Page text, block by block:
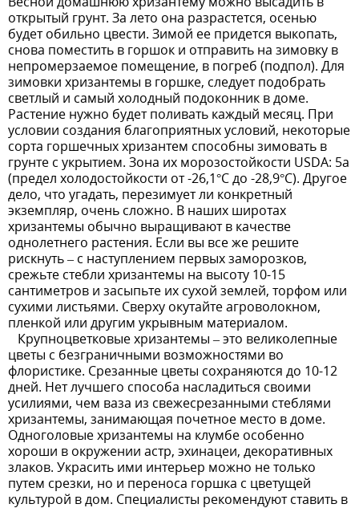
открытый грунт. За лето она разрастется, осенью
будет обильно цвести. Зимой ее придется выкопать,
снова поместить в горшок и отправить на зимовку в
непромерзаемое помещение, в погреб (подпол). Для
зимовки хризантемы в горшке, следует подобрать
светлый и самый холодный подоконник в доме.
Растение нужно будет поливать каждый месяц. При
условии создания благоприятных условий, некоторые
сорта горшечных хризантем способны зимовать в
грунте с укрытием. Зона их морозостойкости USDA: 5a
(предел холодостойкости от -26,1°С до -28,9°С). Другое
дело, что угадать, перезимует ли конкретный
экземпляр, очень сложно. В наших широтах
хризантемы обычно выращивают в качестве
однолетнего растения. Если вы все же решите
рискнуть – с наступлением первых заморозков,
срежьте стебли хризантемы на высоту 10-15
сантиметров и засыпьте их сухой землей, торфом или
сухими листьями. Сверху окутайте агроволокном,
пленкой или другим укрывным материалом.
Крупноцветковые хризантемы – это великолепные
цветы с безграничными возможностями во
флористике. Срезанные цветы сохраняются до 10-12
дней. Нет лучшего способа насладиться своими
усилиями, чем ваза из свежесрезанными стеблями
хризантемы, занимающая почетное место в доме.
Одноголовые хризантемы на клумбе особенно
хороши в окружении астр, эхинацеи, декоративных
злаков. Украсить ими интерьер можно не только
путем срезки, но и переноса горшка с цветущей
культурой в дом. Специалисты рекомендуют ставить в